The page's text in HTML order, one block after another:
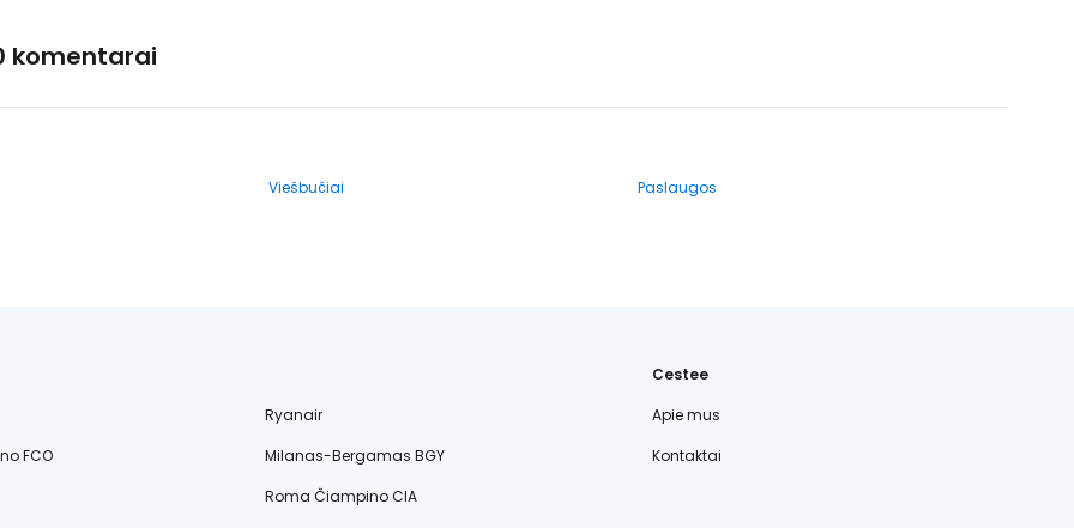
komentarai
Viešbučiai
Paslaugos
Ryanair
FCO
Milanas-Bergamas BGY
Roma Čiampino CIA
Cestee
Apie mus
Kontaktai